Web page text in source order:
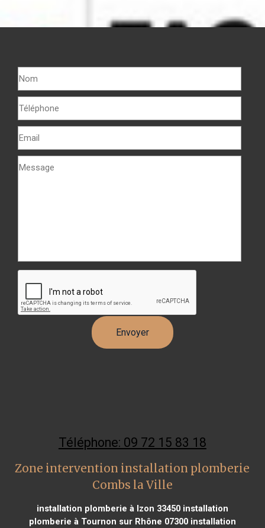
Téléphone: 09 72 15 83 18
Zone intervention installation plomberie
Combs la Ville
installation plomberie à Izon 33450installation
plomberie à Tournon sur Rhône 07300installation